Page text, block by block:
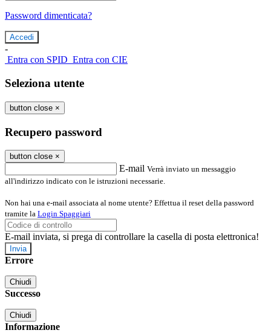
Password dimenticata?
-
Entra con SPID Entra con CIE
Seleziona utente
button close ×
Recupero password
button close ×
E-mail Verrà inviato un messaggio
all'indirizzo indicato con le istruzioni necessarie.
Non hai una e-mail associata al nome utente? Effettua il reset della password
tramite la Login Spaggiari
E-mail inviata, si prega di controllare la casella di posta elettronica!
Errore
Chiudi
Successo
Chiudi
Informazione